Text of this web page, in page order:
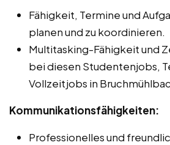
Fähigkeit, Termine und
planen und zu koordinieren.
Multitasking-Fähigkeit und
bei diesen Studentenjobs,
Vollzeitjobs in
Kommunikationsfähigkeiten:
Professionelles und